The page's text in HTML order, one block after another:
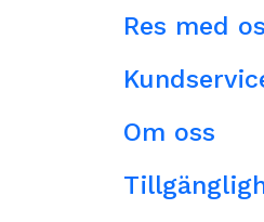
Res med
Om oss